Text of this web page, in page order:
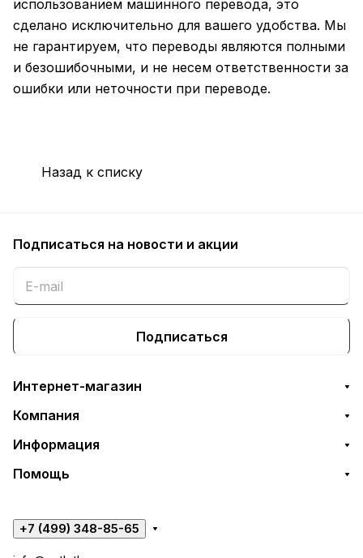
использованием машинного перевода, это
сделано исключительно для вашего удобства. Мы
не гарантируем, что переводы являются полными
и безошибочными, и не несем ответственности за
ошибки или неточности при переводе.
Назад к списку
Подписаться на новости и акции
Подписаться
Интернет-магазин
Компания
Информация
Помощь
+7 (499) 348-85-65